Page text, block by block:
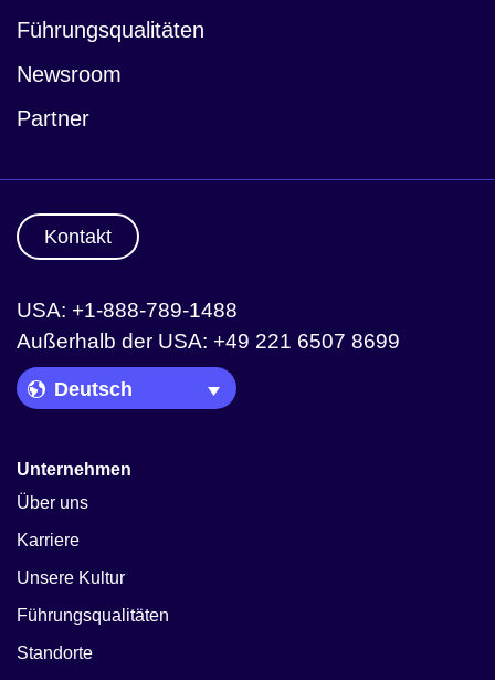
Führungsqualitäten
Newsroom
Partner
Kontakt
USA: +1-888-789-1488
Außerhalb der USA: +49 221 6507 8699
Language Picker
Unternehmen
Über uns
Karriere
Unsere Kultur
Führungsqualitäten
Standorte